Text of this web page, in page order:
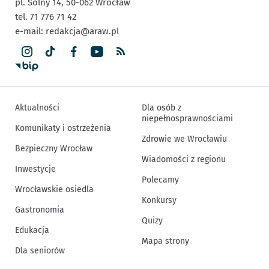
pl. Solny 14, 50-062 Wrocław
tel. 71 776 71 42
e-mail: redakcja@araw.pl
Aktualności
Komunikaty i ostrzeżenia
Bezpieczny Wrocław
Inwestycje
Wrocławskie osiedla
Gastronomia
Edukacja
Dla seniorów
Dla osób z
niepełnosprawnościami
Zdrowie we Wrocławiu
Wiadomości z regionu
Polecamy
Konkursy
Quizy
Mapa strony